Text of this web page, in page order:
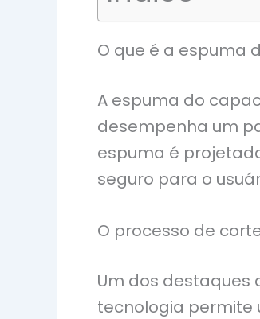
O que é a espuma
A espuma do
desempenha um
espuma é
seguro para o
O processo de
Um dos destaques
tecnologia permite